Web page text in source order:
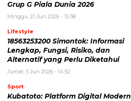
Grup G Piala Dunia 2026
Minggu, 21 Jun 2026 - 15:38
LIfestyle
18563253200 Simontok: Informasi
Lengkap, Fungsi, Risiko, dan
Alternatif yang Perlu Diketahui
Jumat, 5 Jun 2026 - 14:52
Sport
Kubatoto: Platform Digital Modern